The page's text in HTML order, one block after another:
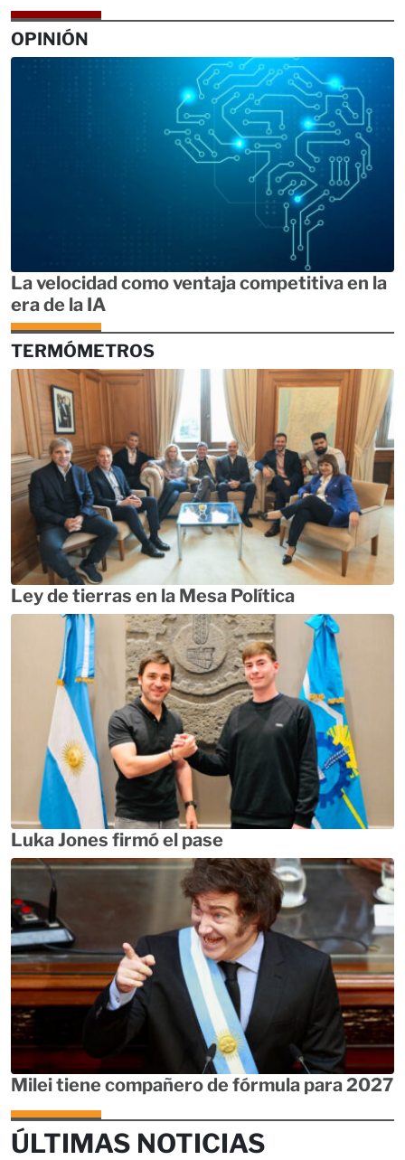
OPINIÓN
La velocidad como ventaja competitiva en la
era de la IA
TERMÓMETROS
Ley de tierras en la Mesa Política
Luka Jones firmó el pase
Milei tiene compañero de fórmula para 2027
ÚLTIMAS NOTICIAS